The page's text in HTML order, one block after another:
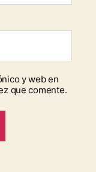
y web en
que comente.